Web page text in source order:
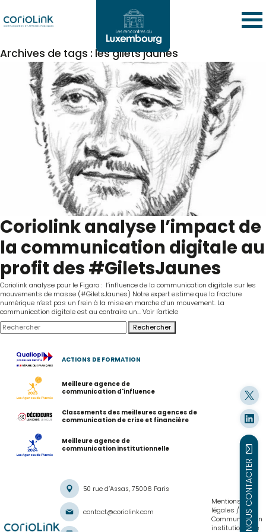
NOUS CONTACTER
Archives de tags : les gilets jaunes
Coriolink analyse l’impact de
la communication digitale au
profit des #GiletsJaunes
Coriolink analyse pour le Figaro : l’influence de la communication digitale sur les
mouvements de masse (#GiletsJaunes) Notre expert estime que la fracture
numérique n’est pas un frein à la mise en marche d’un mouvement. La
communication digitale est au contraire un...Voir l'article
Rechercher
ACTIONS DE FORMATION
Meilleure agence de
communication d'influence
Classements des meilleures agences de
communication de crise et financière
Meilleure agence de
communication institutionnelle
50 rue d’Assas, 75006 Paris
contact@coriolink.com
Mentions
légales
Communication
institutionnelle